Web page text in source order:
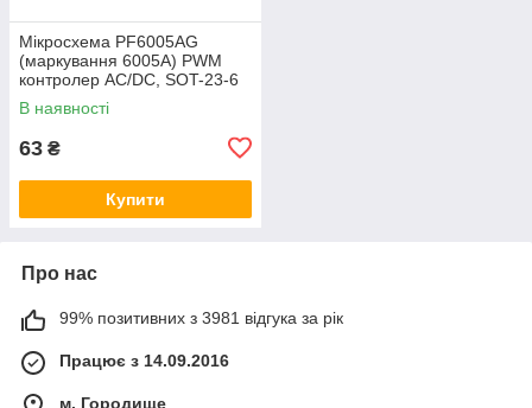
Мікросхема PF6005AG
(маркування 6005A) PWM
контролер AC/DC, SOT-23-6
В наявності
63 ₴
Купити
Про нас
99% позитивних з 3981 відгука за рік
Працює з 14.09.2016
м. Городище